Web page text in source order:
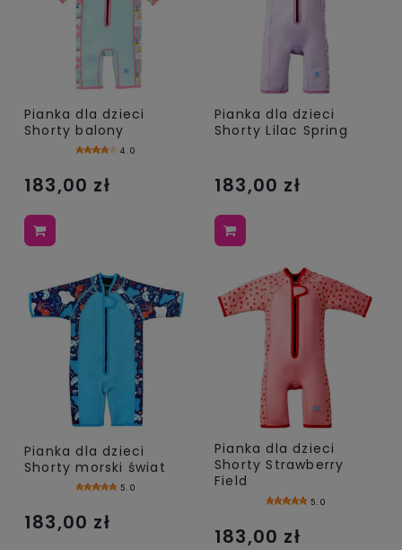
Pianka dla dzieci
Shorty balony
4.0
183,00 zł
Pianka dla dzieci
Shorty Lilac Spring
183,00 zł
Pianka dla dzieci
Shorty morski świat
5.0
183,00 zł
Pianka dla dzieci
Shorty Strawberry
Field
5.0
183,00 zł